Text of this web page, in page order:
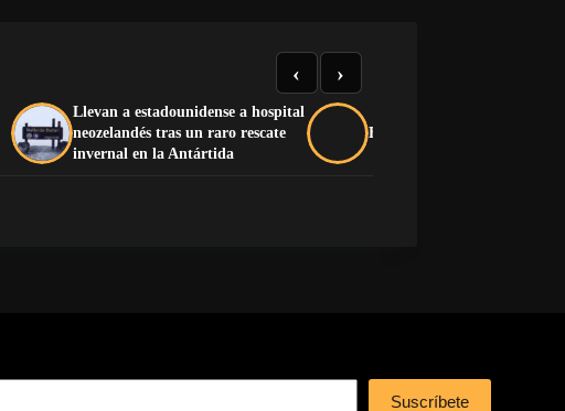
Llevan a estadounidense a hospital
neozelandés tras un raro rescate
invernal en la Antártida
Buche y pluma na’má
‹ ›
Suscríbete